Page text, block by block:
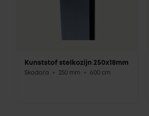
Kunststof stelkozijn 250x18mm
Skodora 250 mm 600 cm